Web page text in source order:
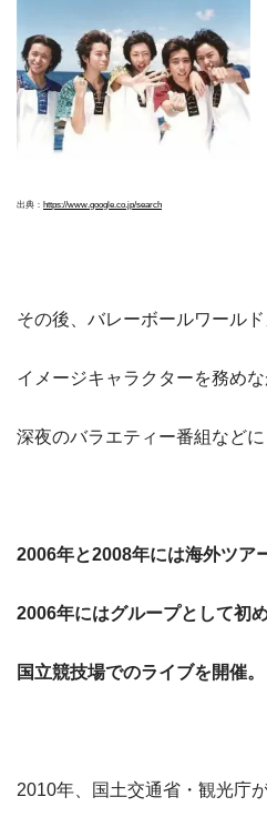
出典： https://www.google.co.jp/search
その後、バレーボールワール
イメージキャラクターを務めな
深夜のバラエティー番組などに
2006年と2008年には海外ツア
2006年にはグループとして初
国立競技場でのライブを開催。
2010年、国土交通省・観光庁